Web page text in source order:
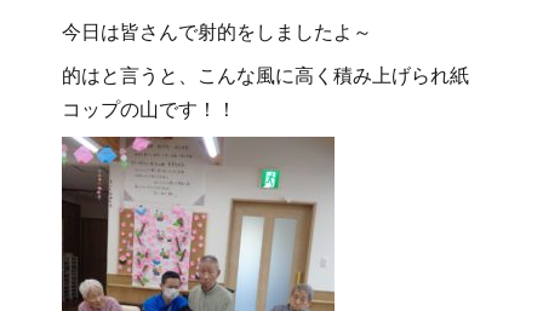
今日は皆さんで射的をしましたよ～
的はと言うと、こんな風に高く積み上げられ紙
コップの山です！！